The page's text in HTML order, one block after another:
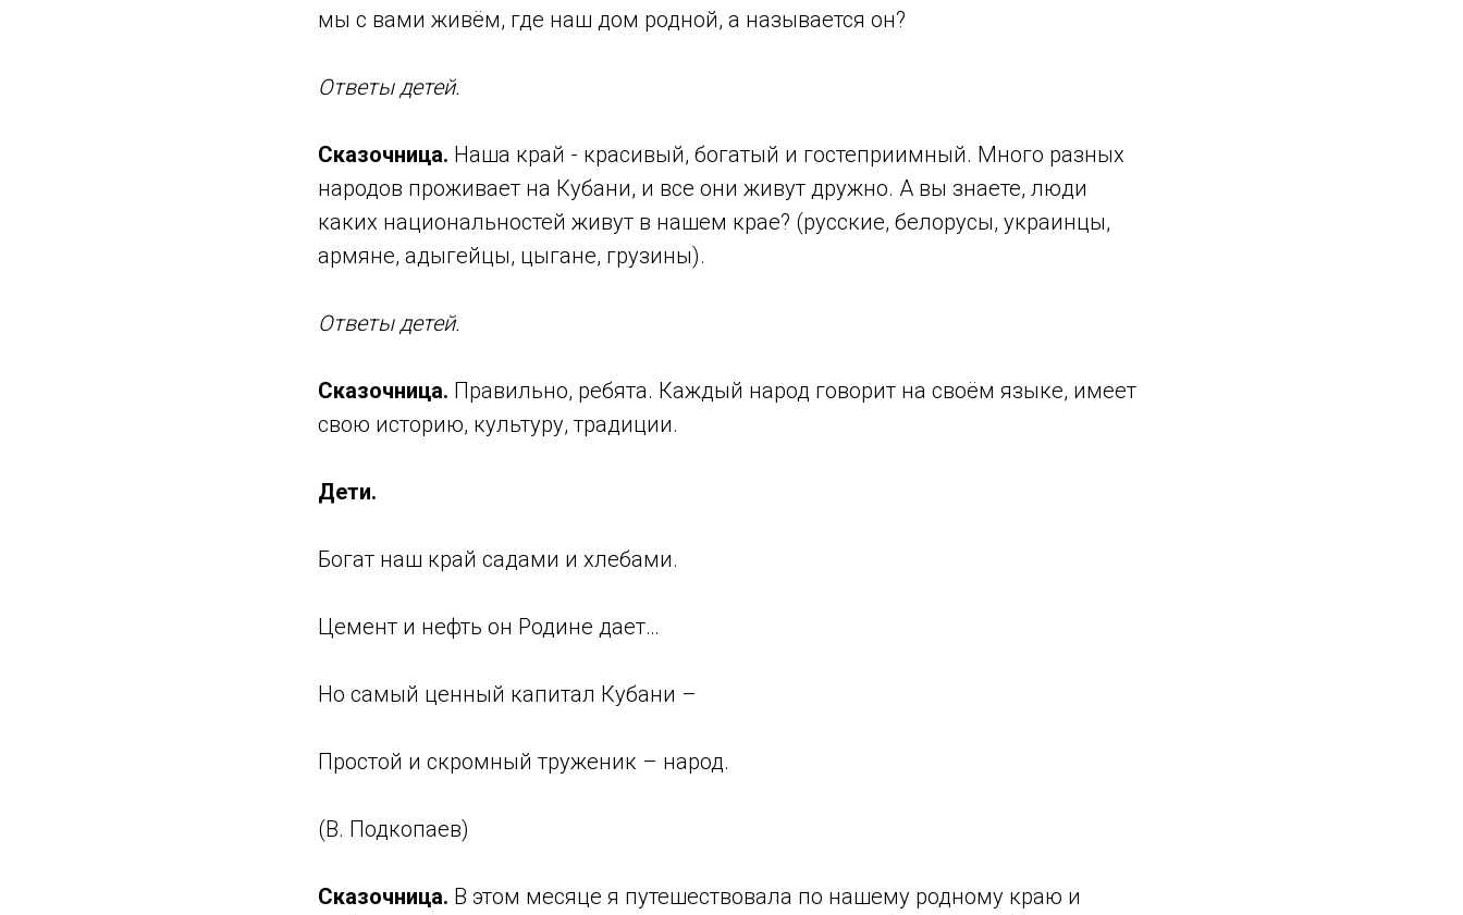
мы с вами живём, где наш дом родной, а называется он?
Ответы детей.
Сказочница. Наша край - красивый, богатый и гостеприимный. Много разных
народов проживает на Кубани, и все они живут дружно. А вы знаете, люди
каких национальностей живут в нашем крае? (русские, белорусы, украинцы,
армяне, адыгейцы, цыгане, грузины).
Ответы детей.
Сказочница. Правильно, ребята. Каждый народ говорит на своём языке, имеет
свою историю, культуру, традиции.
Дети.
Богат наш край садами и хлебами.
Цемент и нефть он Родине дает…
Но самый ценный капитал Кубани –
Простой и скромный труженик – народ.
(В. Подкопаев)
Сказочница. В этом месяце я путешествовала по нашему родному краю и